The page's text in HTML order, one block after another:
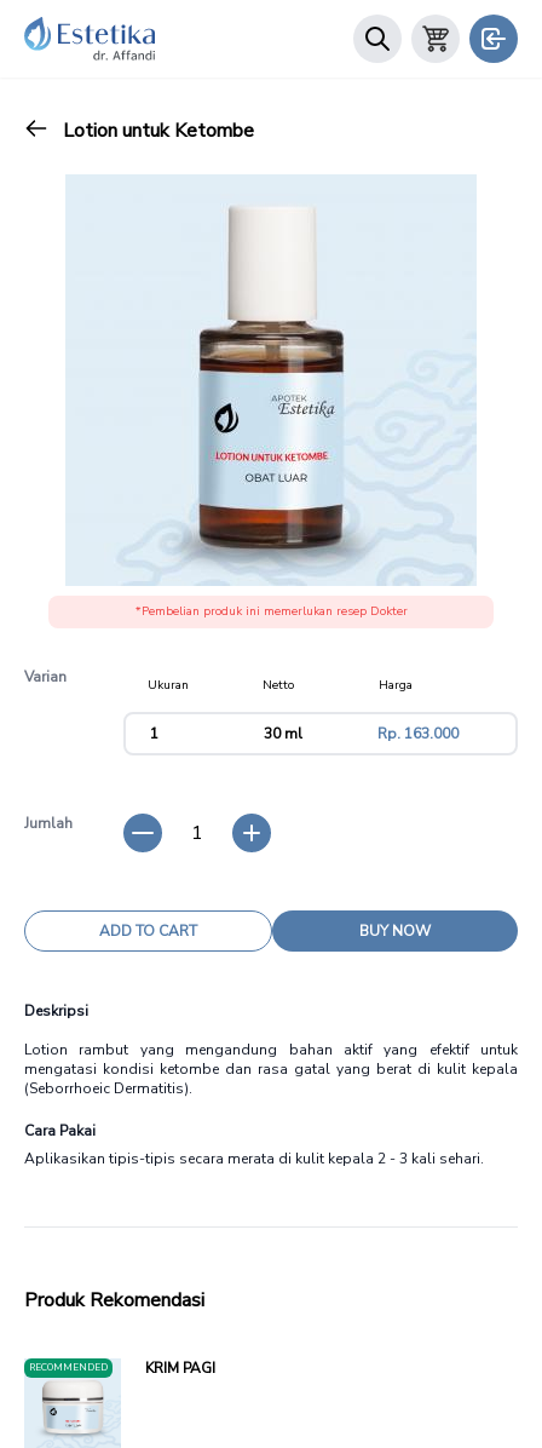
Lotion untuk Ketombe
*Pembelian produk ini memerlukan resep Dokter
Varian Ukuran Netto
Harga
variant
1 30 ml Rp. 163.000
Jumlah 1
ADD TO CART BUY NOW
Deskripsi
Lotion rambut yang mengandung bahan aktif yang efektif untuk
mengatasi kondisi ketombe dan rasa gatal yang berat di kulit kepala
(Seborrhoeic Dermatitis).
Cara Pakai
Aplikasikan tipis-tipis secara merata di kulit kepala 2 - 3 kali sehari.
Produk Rekomendasi
RECOMMENDED KRIM PAGI